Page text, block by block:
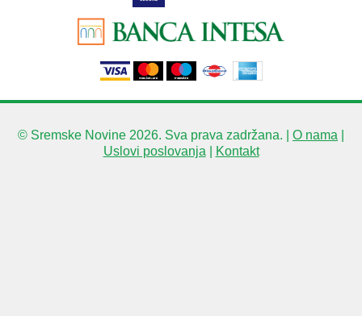
© Sremske Novine 2026. Sva prava zadržana. | O nama
Uslovi poslovanja| Kontakt